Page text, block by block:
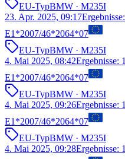
EU-TypBMW · M235I
23. Apr. 2025, 09:17Ergebnisse:
E1*2007/46*2064*07
EU-TypBMW · M235I
4. Mai 2025, 08:42Ergebnisse: 1
E1*2007/46*2064*07
EU-TypBMW · M235I
4. Mai 2025, 09:26Ergebnisse: 1
E1*2007/46*2064*07
EU-TypBMW · M235I
4. Mai 2025, 09:28Ergebnisse: 1